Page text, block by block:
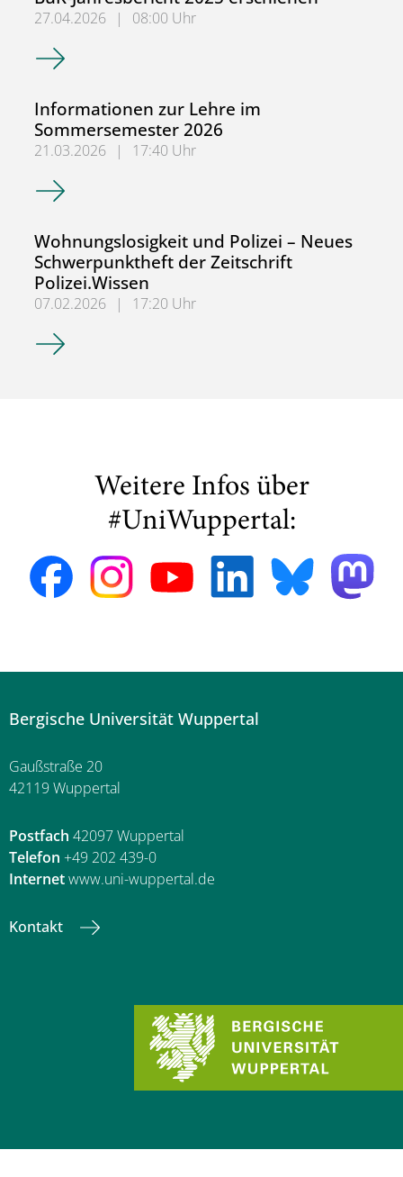
27.04.2026 |
08:00 Uhr
BuK-Jahresbericht 2025 erschienen
Informationen zur Lehre im
Sommersemester 2026
21.03.2026 |
17:40 Uhr
Informationen zur Lehre im Sommersemester 2026
Wohnungslosigkeit und Polizei – Neues
Schwerpunktheft der Zeitschrift
Polizei.Wissen
07.02.2026 |
17:20 Uhr
Wohnungslosigkeit und Polizei – Neues
Weitere Infos über
#UniWuppertal:
Bergische Universität Wuppertal
Gaußstraße 20
42119 Wuppertal
Postfach 42097 Wuppertal
Telefon +49 202 439-0
Internetwww.uni-wuppertal.de
Kontakt